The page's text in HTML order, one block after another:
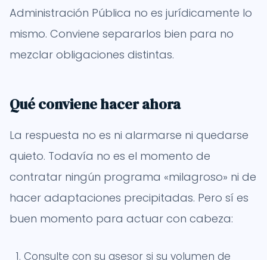
Administración Pública no es jurídicamente lo
mismo. Conviene separarlos bien para no
mezclar obligaciones distintas.
Qué conviene hacer ahora
La respuesta no es ni alarmarse ni quedarse
quieto. Todavía no es el momento de
contratar ningún programa «milagroso» ni de
hacer adaptaciones precipitadas. Pero sí es
buen momento para actuar con cabeza:
Consulte con su asesor si su volumen de